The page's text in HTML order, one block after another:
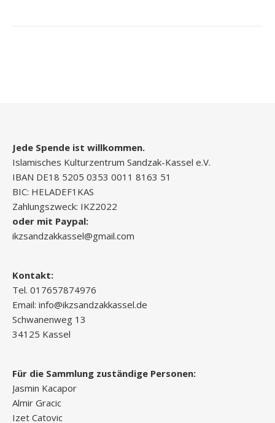
Jede Spende ist willkommen.
Islamisches Kulturzentrum Sandzak-Kassel e.V.
IBAN DE18 5205 0353 0011 8163 51
BIC: HELADEF1KAS
Zahlungszweck: IKZ2022
oder mit Paypal:
ikzsandzakkassel@gmail.com
Kontakt:
Tel. 017657874976
Email: info@ikzsandzakkassel.de
Schwanenweg 13
34125 Kassel
Für die Sammlung zuständige Personen:
Jasmin Kacapor
Almir Gracic
Izet Catovic